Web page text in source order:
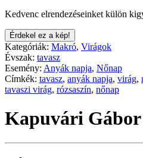
Kedvenc elrendezéseinket külön
Érdekel ez a kép!
Kategóriák: Makró, Virágok
Évszak: tavasz
Esemény: Anyák napja, Nőnap
Címkék: tavasz, anyák napja, virág,
tavaszi virág, rózsaszín, nőnap
Kapuvári Gábor